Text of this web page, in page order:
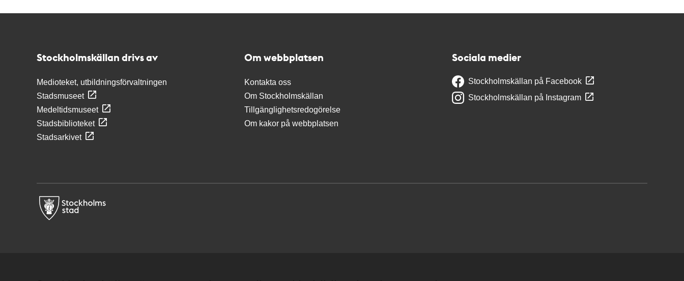
Stockholmskällan drivs av
Medioteket, utbildningsförvaltningen
Stadsmuseet
Medeltidsmuseet
Stadsbiblioteket
Stadsarkivet
Om webbplatsen
Kontakta oss
Om Stockholmskällan
Tillgänglighetsredogörelse
Om kakor på webbplatsen
Sociala medier
Stockholmskällan på Facebook
Stockholmskällan på Instagram